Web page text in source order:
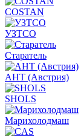
COSTAN
УЗТСО
Старатель
АНТ (Австрия)
SHOLS
Марихолодмаш